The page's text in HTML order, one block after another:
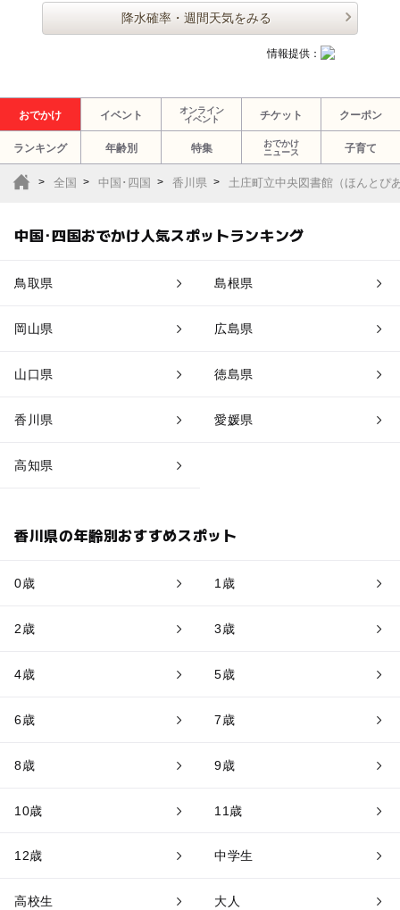
降水確率・週間天気をみる
情報提供：
おでかけ イベント
オンライン
イベント
チケット クーポン
ランキング 年齢別 特集
おでかけ
ニュース
子育て
全国 中国･四国 香川県 土庄町立中央図書館（ほんとぴ
中国･四国おでかけ人気スポットランキング
鳥取県 島根県
岡山県 広島県
山口県 徳島県
香川県 愛媛県
高知県
香川県の年齢別おすすめスポット
0歳 1歳
2歳 3歳
4歳 5歳
6歳 7歳
8歳 9歳
10歳 11歳
12歳 中学生
高校生 大人